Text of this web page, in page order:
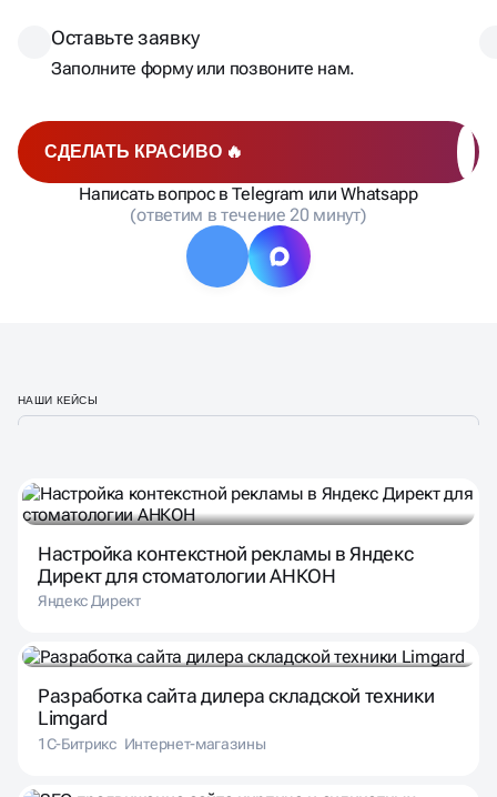
СДЕЛАТЬ КРАСИВО 🔥
Написать вопрос в Telegram или Whatsapp
(ответим в течение 20 минут)
Оставьте заявку
Заполните форму или позвоните нам.
НАШИ КЕЙСЫ
Настройка контекстной рекламы в Яндекс
Директ для стоматологии АНКОН
Яндекс Директ
Разработка сайта дилера складской техники
Limgard
1С-Битрикс Интернет-магазины